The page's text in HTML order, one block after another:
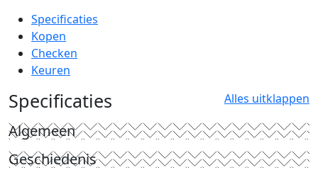
Specificaties
Kopen
Checken
Keuren
Specificaties Alles uitklappen
Algemeen
Geschiedenis